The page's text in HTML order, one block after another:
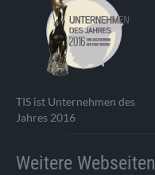
TIS ist Unternehmen des
Jahres 2016
Weitere Webseiten